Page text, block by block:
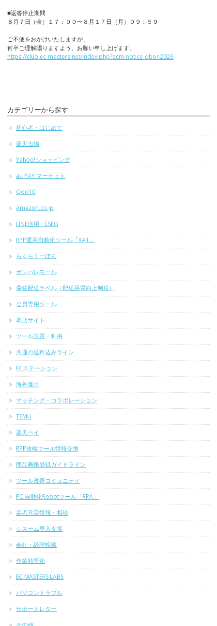
■返答停止期間
８月７日（金）１７：００〜８月１７日（月）０９：５９
ご不便をおかけいたしますが、
何卒ご理解賜りますよう、お願い申し上げます。
https://club.ec-masters.net/index.php?ecm-notice-obon2026
カテゴリーから探す
初心者・はじめて
楽天市場
Yahoo!ショッピング
au PAY マーケット
Qoo10
Amazon.co.jp
LINE活用・LSEG
RPP運用自動化ツール「RAT」
らくらくーぽん
ポンパレモール
最強配送ラベル（配送品質向上制度）
会員専用ツール
本店サイト
ツール設置・利用
共通の送料込みライン
ECステーション
海外進出
マッチング・コラボレーション
TEMU
楽天ペイ
RPP攻略ツール情報交換
商品画像登録ガイドライン
ツール改善コミュニティ
PC 自動化Robotツール「RPA」
業者営業情報・相談
システム導入支援
会計・経理相談
作業効率化
EC MASTERS LABS
パソコントラブル
サポートレター